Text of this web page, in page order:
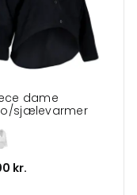
dame
sjælevarmer
kr.